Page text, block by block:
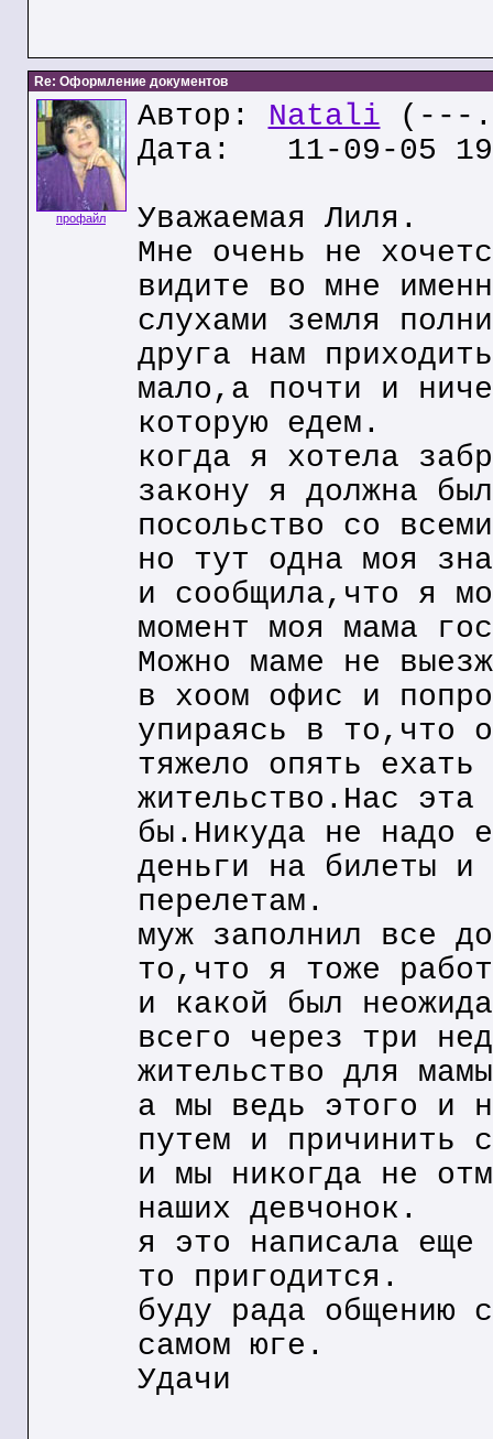
Re: Оформление документов
профайл
Автор: Natali (---
Дата: 11-09-05
Уважаемая Лиля.
Мне очень не
видите во мне
слухами земля
друга нам
мало,а почти и
которую едем.
когда я хотела
закону я должна
посольство со
но тут одна моя
и сообщила,что я
момент моя мама
Можно маме не
в хоом офис и
упираясь в то,что
тяжело опять
жительство.Нас эта
бы.Никуда не надо
деньги на билеты и
перелетам.
муж заполнил все
то,что я тоже
и какой был
всего через три
жительство для
а мы ведь этого и
путем и причинить
и мы никогда не
наших девчонок.
я это написала
то пригодится.
буду рада общению
самом юге.
Удачи